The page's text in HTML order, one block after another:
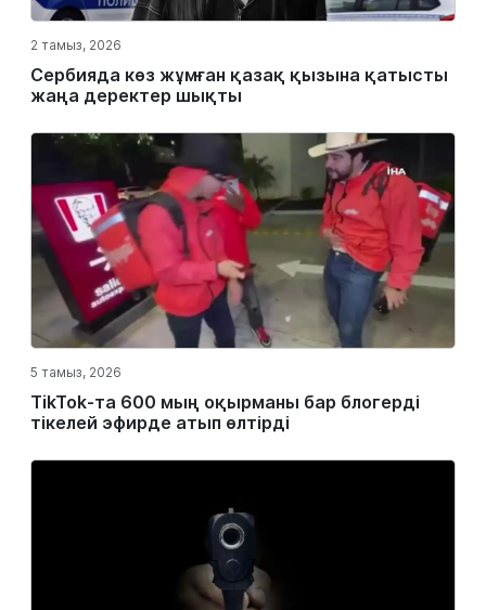
2 тамыз, 2026
Сербияда көз жұмған қазақ қызына қатысты
жаңа деректер шықты
5 тамыз, 2026
TikTok-та 600 мың оқырманы бар блогерді
тікелей эфирде атып өлтірді